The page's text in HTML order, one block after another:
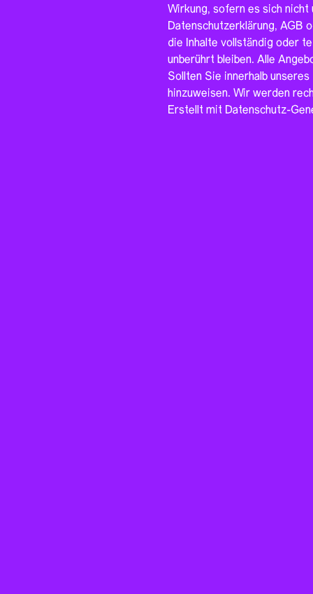
Wirkung, sofern es sich
Datenschutzerklärung, AGB
die Inhalte vollständig oder
unberührt bleiben. Alle
Sollten Sie innerhalb
hinzuweisen. Wir werden
Erstellt mit Datenschutz-